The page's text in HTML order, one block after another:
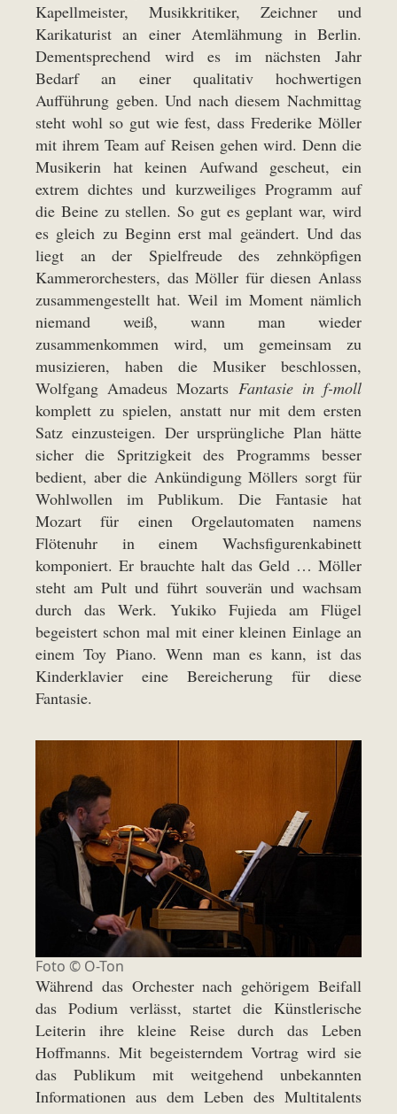
Kapellmeister, Musikkritiker, Zeichner und
Karikaturist an einer Atemlähmung in Berlin.
Dementsprechend wird es im nächsten Jahr
Bedarf an einer qualitativ hochwertigen
Aufführung geben. Und nach diesem Nachmittag
steht wohl so gut wie fest, dass Frederike Möller
mit ihrem Team auf Reisen gehen wird. Denn die
Musikerin hat keinen Aufwand gescheut, ein
extrem dichtes und kurzweiliges Programm auf
die Beine zu stellen. So gut es geplant war, wird
es gleich zu Beginn erst mal geändert. Und das
liegt an der Spielfreude des zehnköpfigen
Kammerorchesters, das Möller für diesen Anlass
zusammengestellt hat. Weil im Moment nämlich
niemand weiß, wann man wieder
zusammenkommen wird, um gemeinsam zu
musizieren, haben die Musiker beschlossen,
Wolfgang Amadeus Mozarts Fantasie in f-moll
komplett zu spielen, anstatt nur mit dem ersten
Satz einzusteigen. Der ursprüngliche Plan hätte
sicher die Spritzigkeit des Programms besser
bedient, aber die Ankündigung Möllers sorgt für
Wohlwollen im Publikum. Die Fantasie hat
Mozart für einen Orgelautomaten namens
Flötenuhr in einem Wachsfigurenkabinett
komponiert. Er brauchte halt das Geld … Möller
steht am Pult und führt souverän und wachsam
durch das Werk. Yukiko Fujieda am Flügel
begeistert schon mal mit einer kleinen Einlage an
einem Toy Piano. Wenn man es kann, ist das
Kinderklavier eine Bereicherung für diese
Fantasie.
Foto © O-Ton
Während das Orchester nach gehörigem Beifall
das Podium verlässt, startet die Künstlerische
Leiterin ihre kleine Reise durch das Leben
Hoffmanns. Mit begeisterndem Vortrag wird sie
das Publikum mit weitgehend unbekannten
Informationen aus dem Leben des Multitalents